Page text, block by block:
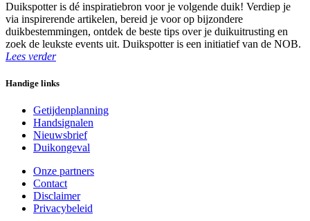
Duikspotter is dé inspiratiebron voor je volgende duik! Verdiep je
via inspirerende artikelen, bereid je voor op bijzondere
duikbestemmingen, ontdek de beste tips over je duikuitrusting en
zoek de leukste events uit. Duikspotter is een initiatief van de NOB.
Lees verder
Handige links
Getijdenplanning
Handsignalen
Nieuwsbrief
Duikongeval
Onze partners
Contact
Disclaimer
Privacybeleid